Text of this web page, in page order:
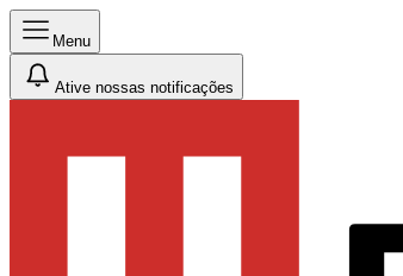
Menu
Ative nossas notificações